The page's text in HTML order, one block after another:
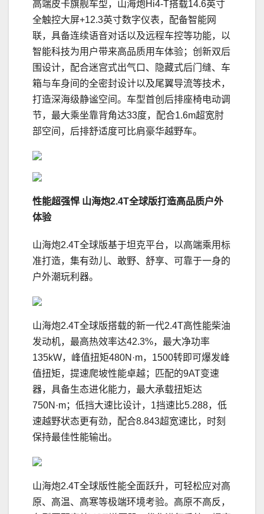
高端皮卡旗舰车型，山海炮Hi4-T搭载14.6英寸
全触控大屏+12.3英寸数字仪表，配备智能网
联，具备连续语音对话以及远程车控等功能，以
智能科技为用户带来高品质用车体验；创新双后
围设计，配合迷宫式出气口、隐藏式后门缝、车
箱与车身间的全密封设计以及尾翼导流等技术，
打造深海级静谧空间。车型首创后排座椅电动调
节，最大乘坐靠背角达33度，配合1.6m超宽肘
部空间，后排舒适度可比肩豪华越野车。
性能超强悍 山海炮2.4T全球版打造高品质户外
体验
山海炮2.4T全球版基于坦克平台，以高端乘用标
准打造，集有劲儿、敢野、舒享、可靠于一身的
户外潮玩利器。
山海炮2.4T全球版搭载的新一代2.4T高性能柴油
发动机，最高热效率达42.3%，最大净功率
135kW，峰值扭矩480N·m，1500转即可爆发峰
值扭矩，提速爬坡性能卓越；匹配的9AT变速
器，具备生态进化能力，最大承载扭矩达
750N·m；低挡大速比设计，1挡速比5.288，低
速越野状态更有劲，配合8.843超宽速比，时刻
保持最佳性能输出。
山海炮2.4T全球版性能全面跃升，可轻松应对高
原、高温、高寒等极端环境考验。高原不高反，